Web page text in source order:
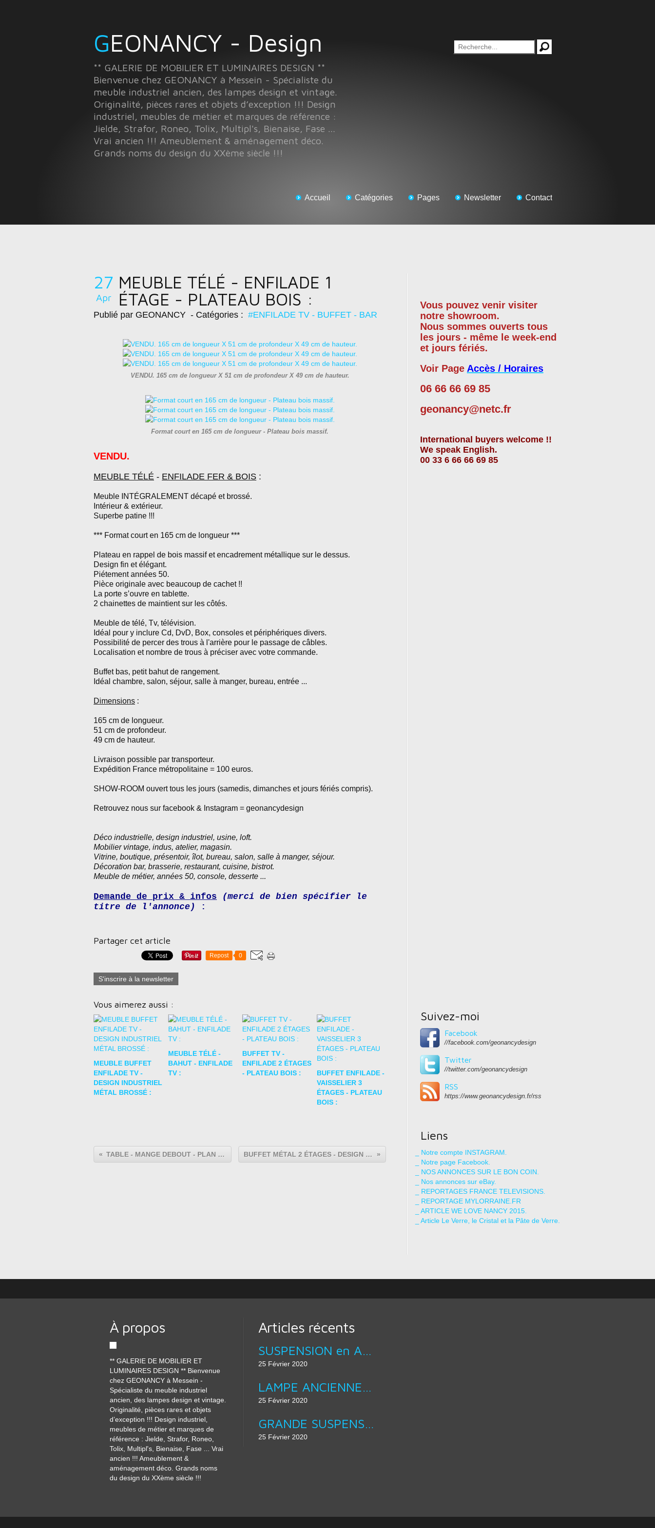
GEONANCY - Design
** GALERIE DE MOBILIER ET LUMINAIRES DESIGN **
Bienvenue chez GEONANCY à Messein - Spécialiste du
meuble industriel ancien, des lampes design et vintage.
Originalité, pièces rares et objets d’exception !!! Design
industriel, meubles de métier et marques de référence :
Jielde, Strafor, Roneo, Tolix, Multipl's, Bienaise, Fase ...
Vrai ancien !!! Ameublement & aménagement déco.
Grands noms du design du XXème siècle !!!
Accueil Catégories Pages Newsletter Contact
27
Apr
MEUBLE TÉLÉ - ENFILADE 1
ÉTAGE - PLATEAU BOIS :
Publié par GEONANCY - Catégories : #ENFILADE TV - BUFFET - BAR
VENDU. 165 cm de longueur X 51 cm de profondeur X 49 cm de hauteur.
Format court en 165 cm de longueur - Plateau bois massif.
VENDU.
MEUBLE TÉLÉ - ENFILADE FER & BOIS :
Meuble INTÉGRALEMENT décapé et brossé.
Intérieur & extérieur.
Superbe patine !!!
*** Format court en 165 cm de longueur ***
Plateau en rappel de bois massif et encadrement métallique sur le dessus.
Design fin et élégant.
Piétement années 50.
Pièce originale avec beaucoup de cachet !!
La porte s’ouvre en tablette.
2 chainettes de maintient sur les côtés.
Meuble de télé, Tv, télévision.
Idéal pour y inclure Cd, DvD, Box, consoles et périphériques divers.
Possibilité de percer des trous à l'arrière pour le passage de câbles.
Localisation et nombre de trous à préciser avec votre commande.
Buffet bas, petit bahut de rangement.
Idéal chambre, salon, séjour, salle à manger, bureau, entrée ...
Dimensions :
165 cm de longueur.
51 cm de profondeur.
49 cm de hauteur.
Livraison possible par transporteur.
Expédition France métropolitaine = 100 euros.
SHOW-ROOM ouvert tous les jours (samedis, dimanches et jours fériés compris).
Retrouvez nous sur facebook & Instagram = geonancydesign
Déco industrielle, design industriel, usine, loft.
Mobilier vintage, indus, atelier, magasin.
Vitrine, boutique, présentoir, îlot, bureau, salon, salle à manger, séjour.
Décoration bar, brasserie, restaurant, cuisine, bistrot.
Meuble de métier, années 50, console, desserte ...
Demande de prix & infos
(merci de bien spécifier le
titre de l'annonce)
:
Partager cet article
Repost 0
S'inscrire à la newsletter
Vous aimerez aussi :
MEUBLE BUFFET
ENFILADE TV -
DESIGN INDUSTRIEL
MÉTAL BROSSÉ :
MEUBLE TÉLÉ -
BAHUT - ENFILADE
TV :
BUFFET TV -
ENFILADE 2 ÉTAGES
- PLATEAU BOIS :
BUFFET ENFILADE -
VAISSELIER 3
ÉTAGES - PLATEAU
BOIS :
TABLE - MANGE DEBOUT - PLAN de TRAVAIL : BUFFET MÉTAL 2 ÉTAGES - DESIGN INDUSTRIEL :
Vous pouvez venir visiter
notre showroom.
Nous sommes ouverts tous
les jours - même le week-end
et jours fériés.
Voir Page Accès / Horaires
06 66 66 69 85
geonancy@netc.fr
International buyers welcome !!
We speak English.
00 33 6 66 66 69 85
Suivez-moi
Facebook
//facebook.com/geonancydesign
Twitter
//twitter.com/geonancydesign
RSS
https://www.geonancydesign.fr/rss
Liens
_ Notre compte INSTAGRAM.
_ Notre page Facebook.
_ NOS ANNONCES SUR LE BON COIN.
_ Nos annonces sur eBay.
_ REPORTAGES FRANCE TELEVISIONS.
_ REPORTAGE MYLORRAINE.FR
_ ARTICLE WE LOVE NANCY 2015.
_ Article Le Verre, le Cristal et la Pâte de Verre.
À propos
** GALERIE DE MOBILIER ET
LUMINAIRES DESIGN ** Bienvenue
chez GEONANCY à Messein -
Spécialiste du meuble industriel
ancien, des lampes design et vintage.
Originalité, pièces rares et objets
d’exception !!! Design industriel,
meubles de métier et marques de
référence : Jielde, Strafor, Roneo,
Tolix, Multipl's, Bienaise, Fase ... Vrai
ancien !!! Ameublement &
aménagement déco. Grands noms
du design du XXème siècle !!!
Articles récents
SUSPENSION en ACIER BROSSÉ LAMPE ABAT JOUR DESIGN équipé douille E27 :
25 Février 2020
LAMPE ANCIENNE - APPLIQUE MURALE COL DE CYGNE :
25 Février 2020
GRANDE SUSPENSION 40 CM DE DIAMÈTRE - ÉMAIL D’ORIGINE EN VERT & BLANC :
25 Février 2020